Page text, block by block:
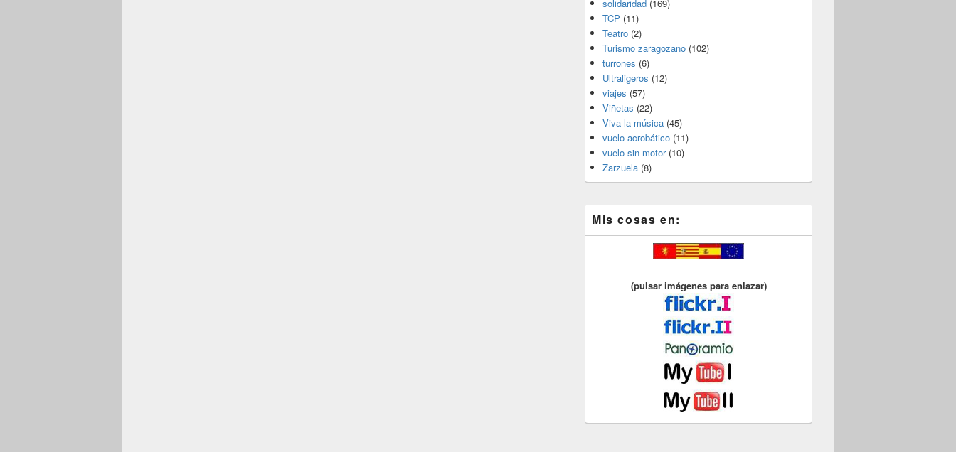
solidaridad (169)
TCP (11)
Teatro (2)
Turismo zaragozano (102)
turrones (6)
Ultraligeros (12)
viajes (57)
Viñetas (22)
Viva la música (45)
vuelo acrobático (11)
vuelo sin motor(10)
Zarzuela (8)
Mis cosas en:
(pulsar imágenes para enlazar)